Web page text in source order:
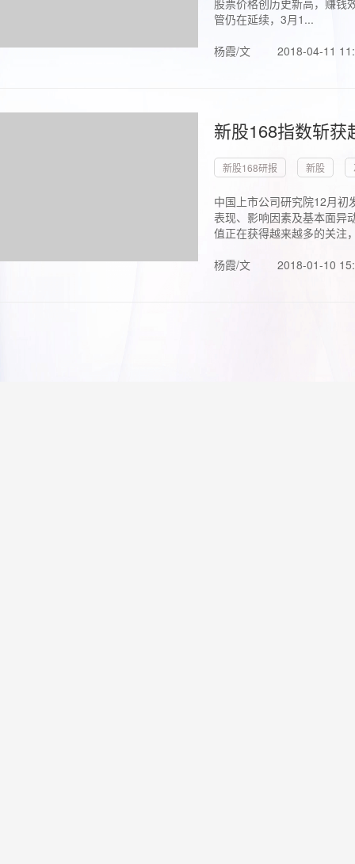
股票价格创历史新高，赚钱
管仍在延续，3月1...
杨霞/文
2018-04-11
新股168指数斩
新股168研报 新股
中国上市公司研究院12月初
表现、影响因素及基本面异
值正在获得越来越多的关注
杨霞/文
2018-01-10